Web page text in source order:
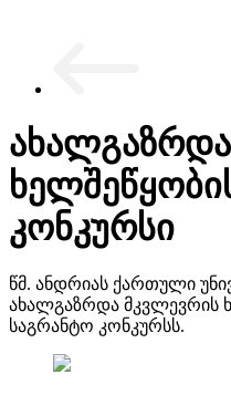
კონკურსი
წმ. ანდრიას ქართული
ახალგაზრდა მკვლევრის
საგრანტო კონკურსს.